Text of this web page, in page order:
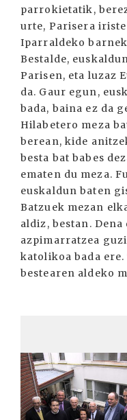
parrokietatik,
urte, Parisera
Iparraldeko
Bestalde,
Parisen, eta luzaz
da. Gaur egun,
bada, baina ez da
Hilabetero meza
berean, kide
besta bat babes
ematen du meza.
euskaldun baten
Batzuek mezan
aldiz, bestan.
azpimarratzea
katolikoa bada
bestearen aldeko